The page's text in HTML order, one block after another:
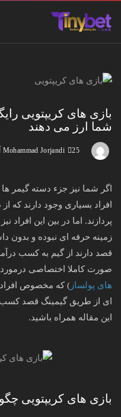
بازی های کریپتویی
شما ارز می دهند
Mohammad Jorjandi 25 آوریل 2022
اگر شما نیز جزء دسته گیمر
افراد بسیاری وجود دارند
پردازند. اما در بین این
زمینه حرفه ای نبوده و بدون
قصد دارند از گیم به کسب
صورت کاملا اختصاصی درمورد
های پولساز ) که مخصوص
ای از طریق گیمینگ قصد کسب
این مقاله همراه باشید.
بازی های کریپتویی